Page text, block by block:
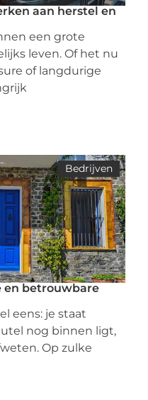
aan herstel en
een grote
leven. Of het nu
of langdurige
Bedrijven
en betrouwbare
eens: je staat
nog binnen ligt,
Op zulke